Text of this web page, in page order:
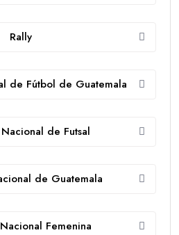
Rally
de Fútbol de Guatemala
de Futsal
de Guatemala
Femenina